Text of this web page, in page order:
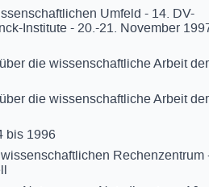
Umfeld - 14. DV-
Institute - 20.-21. November
die wissenschaftliche Arbeit der
die wissenschaftliche Arbeit der
bis 1996
Rechenzentrum